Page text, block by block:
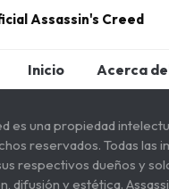
Assassin's Creed
Inicio Acerca
es una propiedad
reservados. Todas las
respectivos dueños y
difusión y estética.